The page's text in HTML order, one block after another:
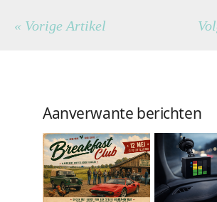
« Vorige Artikel
Aanverwante berichten